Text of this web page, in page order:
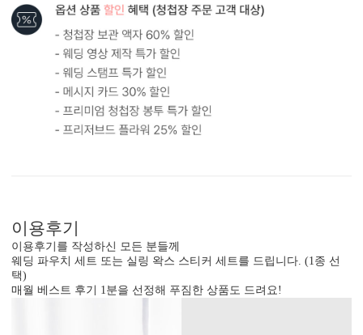
봉투 인쇄
이용후기
이용후기를 작성하신 모든 분들께
웨딩 파우치 세트 또는 실링 왁스 스티커 세트를 드립니다. (1종 선
택)
매월 베스트 후기 1분을 선정해 푸짐한 상품도 드려요!